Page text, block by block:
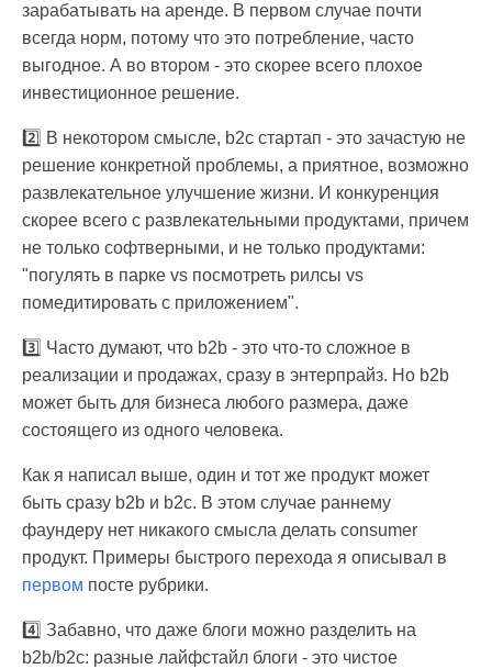
зарабатывать на аренде. В первом случае почти
всегда норм, потому что это потребление, часто
выгодное. А во втором - это скорее всего плохое
инвестиционное решение.
2️⃣ В некотором смысле, b2c стартап - это зачастую не
решение конкретной проблемы, а приятное, возможно
развлекательное улучшение жизни. И конкуренция
скорее всего с развлекательными продуктами, причем
не только софтверными, и не только продуктами:
"погулять в парке vs посмотреть рилсы vs
помедитировать с приложением".
3️⃣ Часто думают, что b2b - это что-то сложное в
реализации и продажах, сразу в энтерпрайз. Но b2b
может быть для бизнеса любого размера, даже
состоящего из одного человека.
Как я написал выше, один и тот же продукт может
быть сразу b2b и b2c. В этом случае раннему
фаундеру нет никакого смысла делать consumer
продукт. Примеры быстрого перехода я описывал в
первом посте рубрики.
4️⃣ Забавно, что даже блоги можно разделить на
b2b/b2c: разные лайфстайл блоги - это чистое